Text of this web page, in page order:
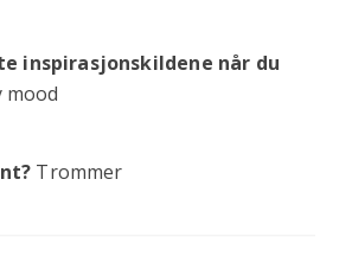
inspirasjonskildene når du
mood
Trommer